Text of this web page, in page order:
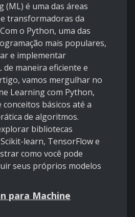
(ML) é uma das áreas
transformadoras da
o Python, uma das
mais populares,
e implementar
maneira eficiente e
vamos mergulhar no
Learning com Python,
básicos até a
de algoritmos.
bibliotecas
learn, TensorFlow e
como você pode
seus próprios modelos
para Machine